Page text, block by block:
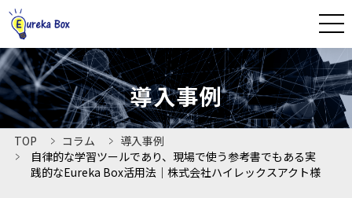
導入事例
CLOSE
HOME
ユーリカボックスとは
TOP コラム
導入事例
自律的な学習ツールであり、現場で使う参考書でもある実
践的なEureka Box活用法｜株式会社ハイレックスアクト様